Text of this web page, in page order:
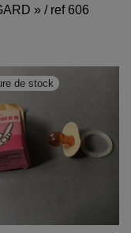
» / ref 606